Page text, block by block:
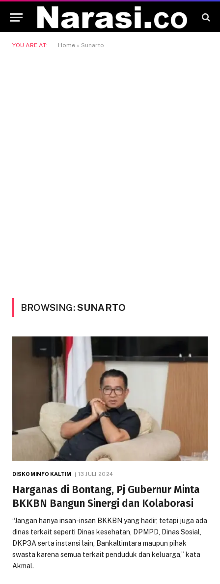
YOU ARE AT: Home » Sunarto
BROWSING:SUNARTO
DISKOMINFO KALTIM 13 JULI 2024
Harganas di Bontang, Pj Gubernur Minta
BKKBN Bangun Sinergi dan Kolaborasi
“Jangan hanya insan-insan BKKBN yang hadir, tetapi juga ada
dinas terkait seperti Dinas kesehatan, DPMPD, Dinas Sosial,
DKP3A serta instansi lain, Bankaltimtara maupun pihak
swasta karena semua terkait penduduk dan keluarga,” kata
Akmal.